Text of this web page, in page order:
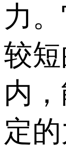
力
较
内
定